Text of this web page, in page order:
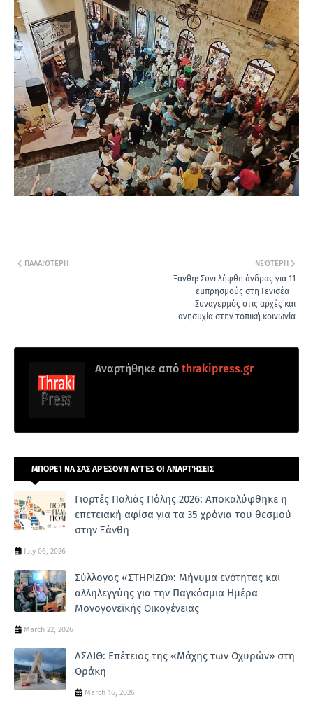
ΝΕΌΤΕΡΗ
Ξάνθη: Συνελήφθη άνδρας για 11
εμπρησμούς στη Γενισέα –
Συναγερμός στις αρχές και
ανησυχία στην τοπική κοινωνία
ΠΑΛΑΙΌΤΕΡΗ
Αναρτήθηκε από thrakipress.gr
ΜΠΟΡΕΊ ΝΑ ΣΑΣ ΑΡΈΣΟΥΝ ΑΥΤΈΣ ΟΙ ΑΝΑΡΤΉΣΕΙΣ
Γιορτές Παλιάς Πόλης 2026: Αποκαλύφθηκε η
επετειακή αφίσα για τα 35 χρόνια του θεσμού
στην Ξάνθη
July 06, 2026
Σύλλογος «ΣΤΗΡΙΖΩ»: Μήνυμα ενότητας και
αλληλεγγύης για την Παγκόσμια Ημέρα
Μονογονεϊκής Οικογένειας
March 22, 2026
ΑΣΔΙΘ: Επέτειος της «Μάχης των Οχυρών» στη
Θράκη
March 16, 2026